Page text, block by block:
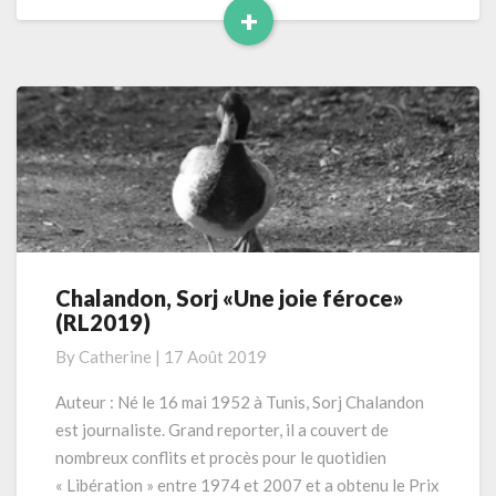
+
Read
Chalandon,
Sorj
joie
féroce»
Chalandon, Sorj «Une joie féroce»
(RL2019)
By Catherine | 17 Août 2019
Auteur : Né le 16 mai 1952 à Tunis, Sorj Chalandon
est journaliste. Grand reporter, il a couvert de
nombreux conflits et procès pour le quotidien
« Libération » entre 1974 et 2007 et a obtenu le Prix